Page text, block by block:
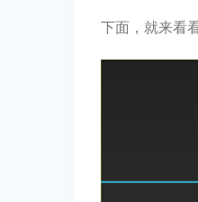
下面，就来看